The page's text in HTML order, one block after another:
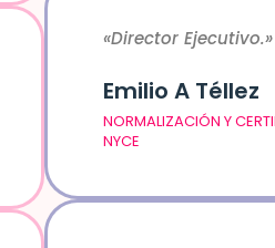
«Director Ejecutivo.»
Emilio A Téllez
NORMALIZACIÓN Y
NYCE